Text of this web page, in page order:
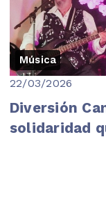
Música
22/03/2026
Diversión
solidaridad